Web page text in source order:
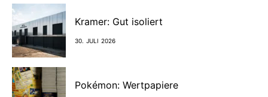
Kramer: Gut isoliert
30. JULI 2026
Pokémon: Wertpapiere